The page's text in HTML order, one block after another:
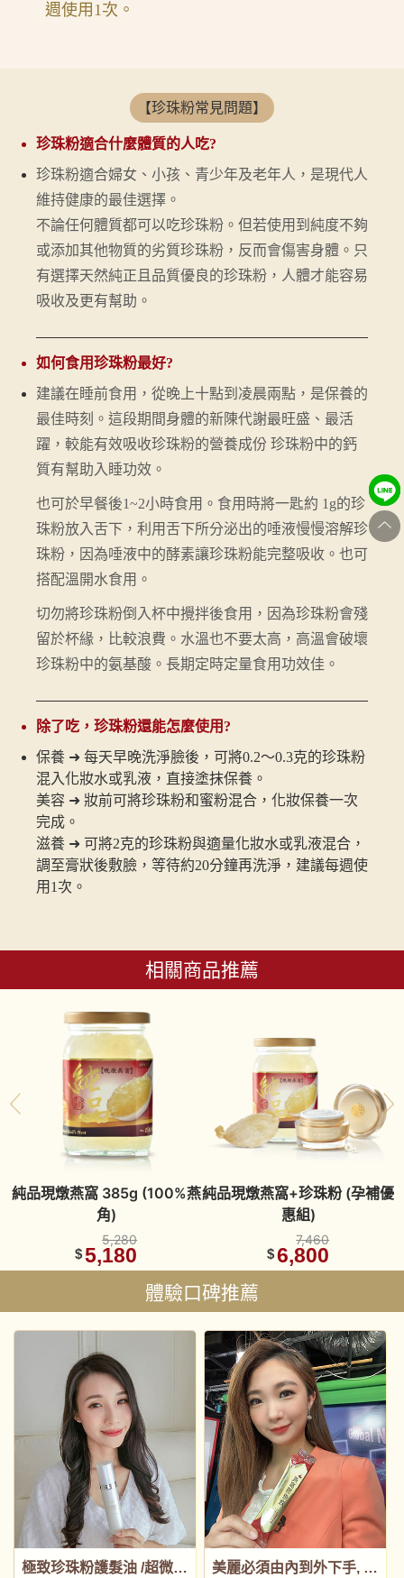
週使用1次。
【珍珠粉常見問題】
珍珠粉適合什麼體質的人吃?
珍珠粉適合婦女、小孩、青少年及老年人，是現代人
維持健康的最佳選擇。
不論任何體質都可以吃珍珠粉。但若使用到純度不夠
或添加其他物質的劣質珍珠粉，反而會傷害身體。只
有選擇天然純正且品質優良的珍珠粉，人體才能容易
吸收及更有幫助。
如何食用珍珠粉最好?
建議在睡前食用，從晚上十點到凌晨兩點，是保養的
最佳時刻。這段期間身體的新陳代謝最旺盛、最活
躍，較能有效吸收珍珠粉的營養成份 珍珠粉中的鈣
質有幫助入睡功效。
也可於早餐後1~2小時食用。食用時將一匙約 1g的珍
珠粉放入舌下，利用舌下所分泌出的唾液慢慢溶解珍
珠粉，因為唾液中的酵素讓珍珠粉能完整吸收。也可
搭配溫開水食用。
切勿將珍珠粉倒入杯中攪拌後食用，因為珍珠粉會殘
留於杯緣，比較浪費。水溫也不要太高，高溫會破壞
珍珠粉中的氨基酸。長期定時定量食用功效佳。
除了吃，珍珠粉還能怎麼使用?
保養 ➜ 每天早晚洗淨臉後，可將0.2～0.3克的珍珠粉
混入化妝水或乳液，直接塗抹保養。
美容 ➜ 妝前可將珍珠粉和蜜粉混合，化妝保養一次
完成。
滋養 ➜ 可將2克的珍珠粉與適量化妝水或乳液混合，
調至膏狀後敷臉，等待約20分鐘再洗淨，建議每週使
用1次。
相關商品推薦
純品現燉燕窩 385g (100%燕
角)
5,280
$5,180
純品現燉燕窩+珍珠粉 (孕補優
惠組)
7,460
$6,800
體驗口碑推薦
極致珍珠粉護髮油 /超微極細珍珠粉 ,由內而外寵愛自己 美麗必須由內到外下手, 禧元堂 燕窩膠原飲